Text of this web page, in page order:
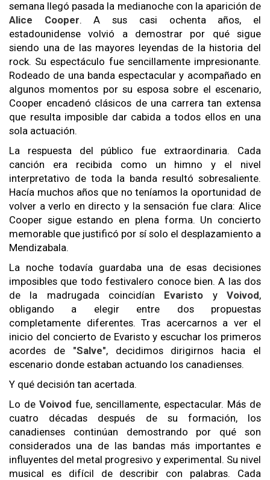
semana llegó pasada la medianoche con la aparición de
Alice Cooper. A sus casi ochenta años, el
estadounidense volvió a demostrar por qué sigue
siendo una de las mayores leyendas de la historia del
rock. Su espectáculo fue sencillamente impresionante.
Rodeado de una banda espectacular y acompañado en
algunos momentos por su esposa sobre el escenario,
Cooper encadenó clásicos de una carrera tan extensa
que resulta imposible dar cabida a todos ellos en una
sola actuación.
La respuesta del público fue extraordinaria. Cada
canción era recibida como un himno y el nivel
interpretativo de toda la banda resultó sobresaliente.
Hacía muchos años que no teníamos la oportunidad de
volver a verlo en directo y la sensación fue clara: Alice
Cooper sigue estando en plena forma. Un concierto
memorable que justificó por sí solo el desplazamiento a
Mendizabala.
La noche todavía guardaba una de esas decisiones
imposibles que todo festivalero conoce bien. A las dos
de la madrugada coincidían Evaristo yVoivod,
obligando a elegir entre dos propuestas
completamente diferentes. Tras acercarnos a ver el
inicio del concierto de Evaristo y escuchar los primeros
acordes de "Salve", decidimos dirigirnos hacia el
escenario donde estaban actuando los canadienses.
Y qué decisión tan acertada.
Lo de Voivod fue, sencillamente, espectacular. Más de
cuatro décadas después de su formación, los
canadienses continúan demostrando por qué son
considerados una de las bandas más importantes e
influyentes del metal progresivo y experimental. Su nivel
musical es difícil de describir con palabras. Cada